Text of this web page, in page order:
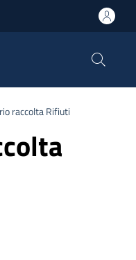
raccolta Rifiuti